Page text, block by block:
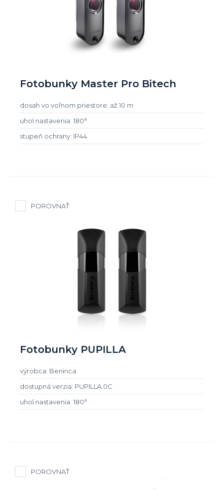
Fotobunky Master Pro Bitech
dosah vo voľnom priestore: až 10 m
uhol nastavenia: 180°
stupeň ochrany: IP44
POROVNAŤ
Fotobunky PUPILLA
výrobca: Beninca
dostupná verzia: PUPILLA.0C
uhol nastavenia: 180°
POROVNAŤ